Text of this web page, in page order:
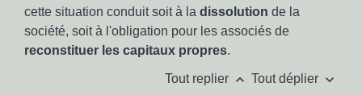
cette situation conduit soit à la dissolution de la
société, soit à l'obligation pour les associés de
reconstituer les capitaux propres.
Tout replier keyboard_arrow_up Tout déplier keyboard_arrow_down